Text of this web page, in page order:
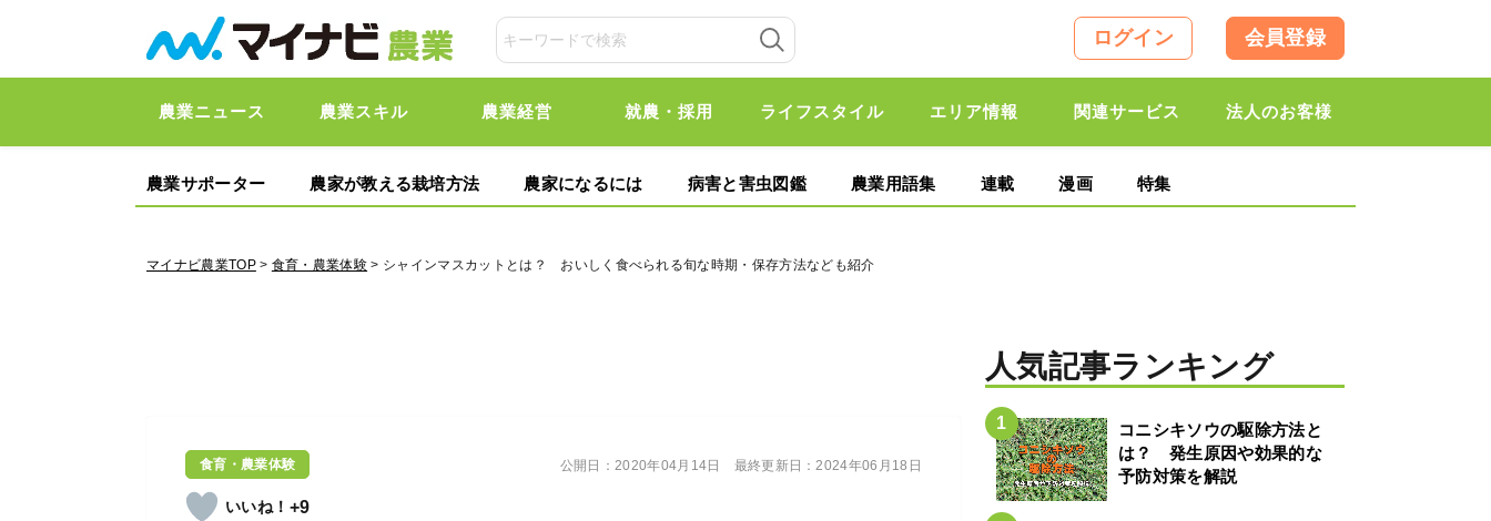
ログイン 会員登録
農業ニュース 農業スキル 農業経営 就農・採用 ライフスタイル エリア情報 関連サービス 法人のお客様
農業サポーター 農家が教える栽培方法 農家になるには 病害と害虫図鑑 農業用語集 連載 漫画 特集
マイナビ農業TOP> 食育・農業体験 > シャインマスカットとは？ おいしく食べられる旬な時期・保存方法なども紹介
食育・農業体験
+9
公開日：2020年04月14日 最終更新日：2024年06月18日
人気記事ランキング
コニシキソウの駆除方法と
は？ 発生原因や効果的な
予防対策を解説